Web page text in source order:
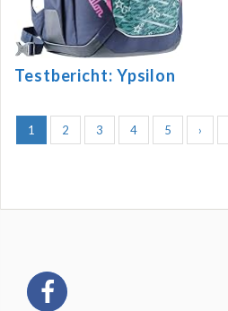
Testbericht: Ypsilon
1 2 3 4 5 ›